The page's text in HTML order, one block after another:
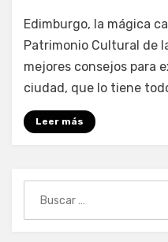
Edimburgo, la mágica
Patrimonio Cultural de
mejores consejos para
ciudad, que lo tiene
Leer más